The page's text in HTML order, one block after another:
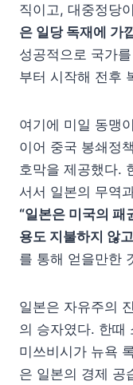
직이고, 대중정당
은 일당 독재에 가
성공적으로 국가
부터 시작해 전후
여기에 미일 동맹
이어 중국 봉쇄정
호막을 제공했다.
서서 일본의 무역
“일본은 미국의 패
용도 지불하지 않
를 통해 얻을만한
일본은 자유주의
의 승자였다. 한때
미쓰비시가 뉴욕
은 일본의 경제 공